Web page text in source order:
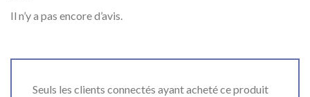
Il n’y a pas encore d’avis.
Seuls les clients connectés ayant acheté ce produit